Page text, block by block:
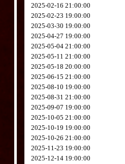
2025-02-16 21:00:00
2025-02-23 19:00:00
2025-03-30 19:00:00
2025-04-27 19:00:00
2025-05-04 21:00:00
2025-05-11 21:00:00
2025-05-18 20:00:00
2025-06-15 21:00:00
2025-08-10 19:00:00
2025-08-31 21:00:00
2025-09-07 19:00:00
2025-10-05 21:00:00
2025-10-19 19:00:00
2025-10-26 21:00:00
2025-11-23 19:00:00
2025-12-14 19:00:00